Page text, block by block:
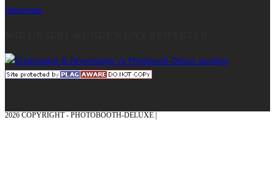
Impressum
2026 COPYRIGHT - PHOTOBOOTH-DELUXE |